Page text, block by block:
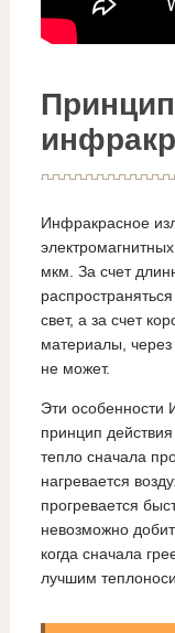
Инфракрасное
мкм. За счет
свет, а за счет
материалы,
не может.
Эти особенности
принцип
тепло сначала
нагревается
прогревается
невозможно
когда сначала
лучшим